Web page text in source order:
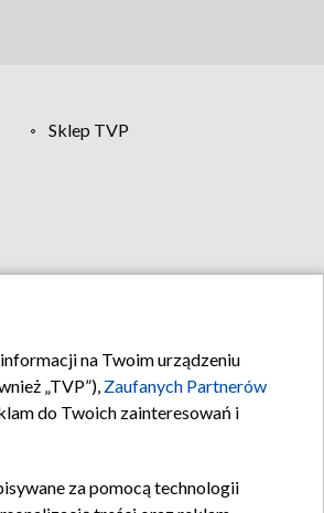
Sklep TVP
na Twoim urządzeniu
„TVP”), Zaufanych Partnerów
do Twoich zainteresowań i
za pomocą technologii